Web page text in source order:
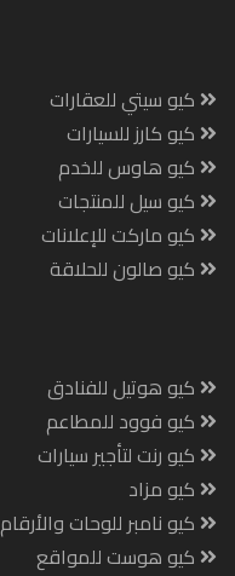
كيو سيتي للعقارات
كيو كارز للسيارات
كيو هاوس للخدم
كيو سيل للمنتجات
كيو ماركت للإعلانات
كيو صالون للحلاقة
كيو هوتيل للفنادق
كيو فوود للمطاعم
كيو رنت لتأجير سيارات
كيو مزاد
كيو نامبر للوحات والأرقام
كيو هوست للمواقع